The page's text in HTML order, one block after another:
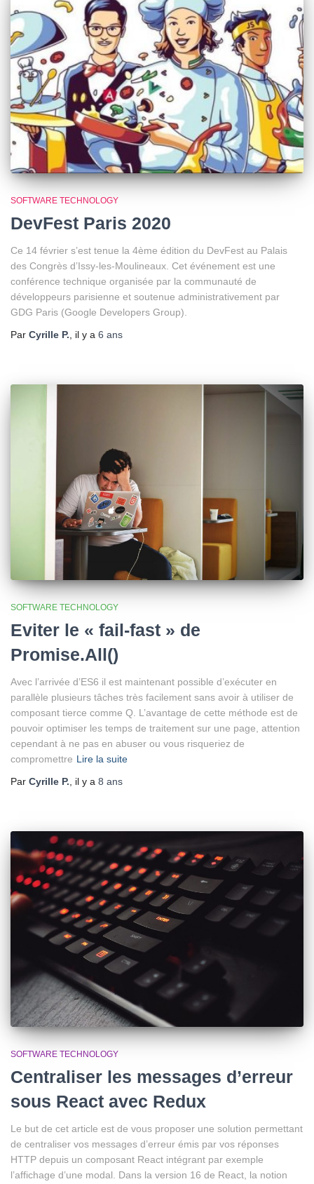
SOFTWARE TECHNOLOGY
DevFest Paris 2020
Ce 14 février s’est tenue la 4ème édition du DevFest au Palais
des Congrès d’Issy-les-Moulineaux. Cet événement est une
conférence technique organisée par la communauté de
développeurs parisienne et soutenue administrativement par
GDG Paris (Google Developers Group).
Par Cyrille P., il y a 6 ans
SOFTWARE TECHNOLOGY
Eviter le « fail-fast » de
Promise.All()
Avec l’arrivée d’ES6 il est maintenant possible d’exécuter en
parallèle plusieurs tâches très facilement sans avoir à utiliser de
composant tierce comme Q. L’avantage de cette méthode est de
pouvoir optimiser les temps de traitement sur une page, attention
cependant à ne pas en abuser ou vous risqueriez de
compromettre Lire la suite
Par Cyrille P., il y a 8 ans
SOFTWARE TECHNOLOGY
Centraliser les messages d’erreur
sous React avec Redux
Le but de cet article est de vous proposer une solution permettant
de centraliser vos messages d’erreur émis par vos réponses
HTTP depuis un composant React intégrant par exemple
l’affichage d’une modal. Dans la version 16 de React, la notion